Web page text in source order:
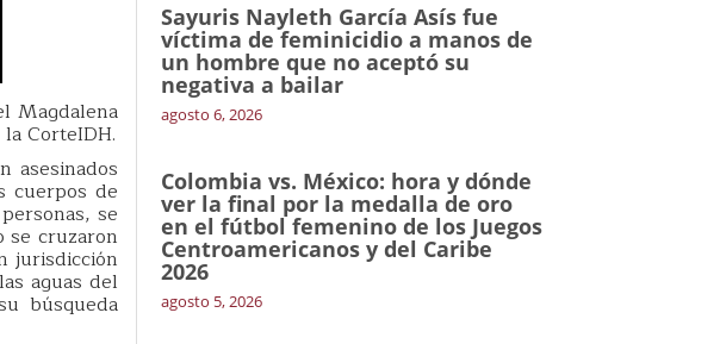
Magdalena
CorteIDH.
asesinados
cuerpos de
se
se cruzaron
jurisdicción
aguas del
búsqueda
Sayuris Nayleth García Asís fue
víctima de feminicidio a manos de
un hombre que no aceptó su
negativa a bailar
agosto 6, 2026
Colombia vs. México: hora y dónde
ver la final por la medalla de oro
en el fútbol femenino de los Juegos
Centroamericanos y del Caribe
2026
agosto 5, 2026